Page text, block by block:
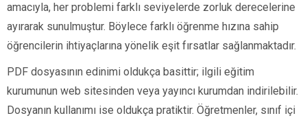
amacıyla, her problemi farklı seviyelerde zorluk derecelerine
ayırarak sunulmuştur. Böylece farklı öğrenme hızına sahip
öğrencilerin ihtiyaçlarına yönelik eşit fırsatlar sağlanmaktadır.
PDF dosyasının edinimi oldukça basittir; ilgili eğitim
kurumunun web sitesinden veya yayıncı kurumdan indirilebilir.
Dosyanın kullanımı ise oldukça pratiktir. Öğretmenler, sınıf içi